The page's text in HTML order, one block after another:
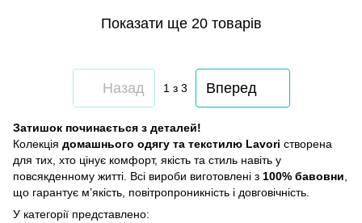
Показати ще 20 товарів
Назад 1 з 3 Вперед
Затишок починається з деталей!
Колекція домашнього одягу та текстилю Lavori створена
для тих, хто цінує комфорт, якість та стиль навіть у
повсякденному житті. Всі вироби виготовлені з 100% бавовни
що гарантує м’якість, повітропроникність і довговічність.
У категорії представлено: